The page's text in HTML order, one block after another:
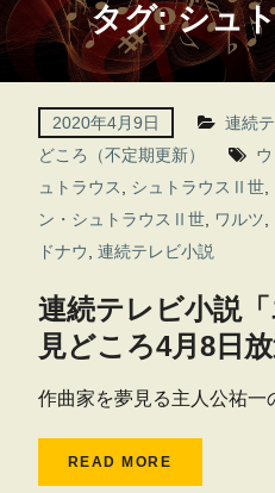
タグ: シュ
2020年4月9日
連続
どころ（不定期更新）
ュトラウス
シュトラウスⅡ世,
ン・シュトラウスⅡ世, ワルツ
ドナウ
連続テレビ小説
連続テレビ小説
見どころ4月8日
作曲家を夢見る主人公祐一
READ MORE